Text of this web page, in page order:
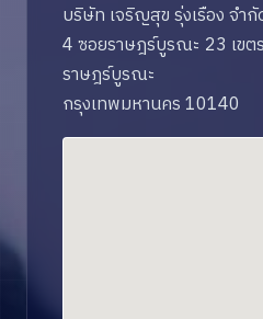
บริษัท เจริญสุข รุ่งเรือง จำกั
4 ซอยราษฎร์บูรณะ 23 เข
ราษฎร์บูรณะ
กรุงเทพมหานคร 10140